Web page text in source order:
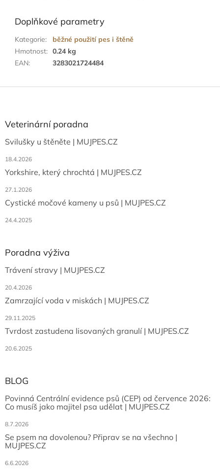
Doplňkové parametry
Kategorie:
běžné použití pes i štěně
Hmotnost: 0.24 kg
EAN: 3283021724484
Z
aVeterinární poradna
Svilušky u štěněte | MUJPES.CZ
18.4.2026
Yorkshire, který chrochtá | MUJPES.CZ
27.1.2026
Cystické močové kameny u psů | MUJPES.CZ
24.4.2025
Poradna výživa
Trávení stravy | MUJPES.CZ
20.4.2026
Zamrzající voda v miskách | MUJPES.CZ
29.11.2025
Tvrdost zastudena lisovaných granulí | MUJPES.CZ
20.6.2025
BLOG
Povinná Centrální evidence psů (CEP) od července 2026:
Co musíš jako majitel psa udělat | MUJPES.CZ
8.7.2026
Se psem na dovolenou? Připrav se na všechno |
MUJPES.CZ
6.6.2026